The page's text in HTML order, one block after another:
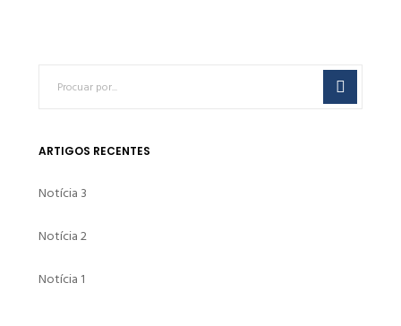
ARTIGOS RECENTES
Notícia 3
Notícia 2
Notícia 1